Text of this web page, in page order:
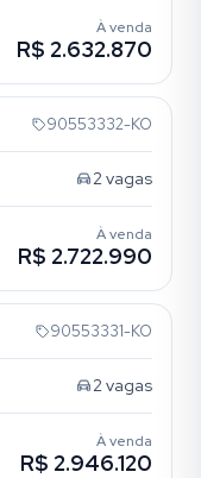
À venda
R$ 2.632.870
90553332-KO
2vagas
À venda
R$ 2.722.990
90553331-KO
2vagas
À venda
R$ 2.946.120